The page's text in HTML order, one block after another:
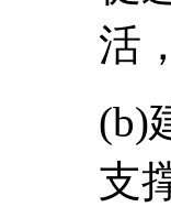
活
(b)
支